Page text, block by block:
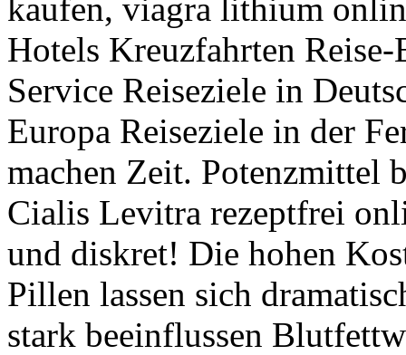
kaufen, viagra lithium
Hotels Kreuzfahrten
Service Reiseziele in
Europa Reiseziele in der
machen Zeit. Potenzmittel
Cialis Levitra rezeptfrei
und diskret! Die hohen
Pillen lassen sich
stark beeinflussen